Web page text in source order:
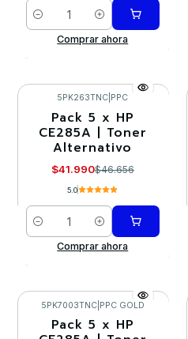
Cantidad
Comprar ahora
-10%
5PK263TNC PPC
Pack 5 x HP
CE285A | Toner
Alternativo
$41.990$46.656
5.0
Cantidad
Comprar ahora
-10%
5PK7003TNC| PPC GOLD
Pack 5 x HP